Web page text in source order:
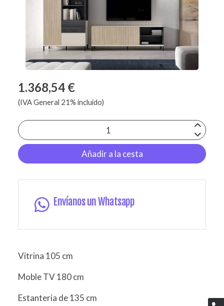
1.368,54 €
(IVA General 21% incluido)
Añadir a la cesta
Envíanos un Whatsapp
Vitrina 105 cm
Moble TV 180 cm
Estanteria de 135 cm